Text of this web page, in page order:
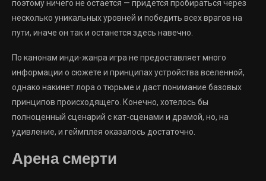
поэтому ничего не остаётся — придётся пробираться через
несколько уникальных уровней и победить всех врагов на
пути, иначе он так и останется здесь навечно.
По канонам инди-жанра игра не предоставляет много
информации о сюжете и принципах устройства вселенной,
однако накинет лора о тюрьме и даст понимание базовых
принципов происходящего. Конечно, хотелось бы
полноценный сценарий с кат-сценами и драмой, но, на
удивление, и геймплея оказалось достаточно.
Арена смерти